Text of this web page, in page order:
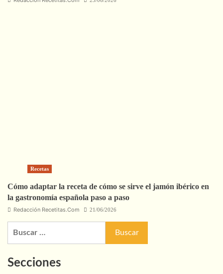
Recetas
Cómo adaptar la receta de cómo se sirve el jamón ibérico en
la gastronomía española paso a paso
Redacción Recetitas.Com 21/06/2026
Secciones